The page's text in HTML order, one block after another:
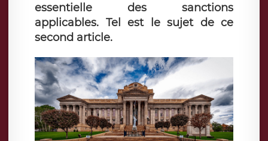
essentielle des sanctions
applicables. Tel est le sujet de ce
second article.